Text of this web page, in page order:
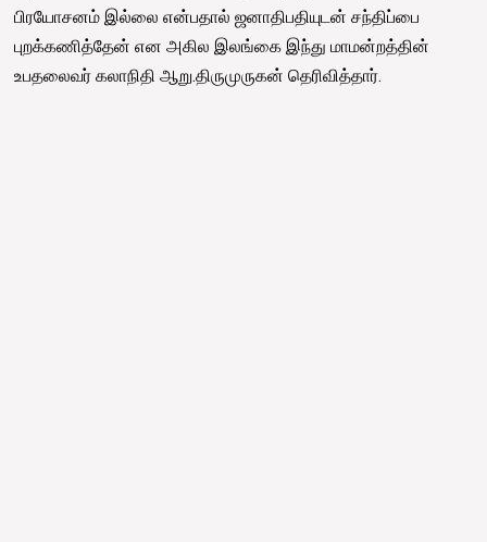
பிரயோசனம் இல்லை என்பதால் ஜனாதிபதியுடன் சந்திப்பை
புறக்கணித்தேன் என அகில இலங்கை இந்து மாமன்றத்தின்
உபதலைவர் கலாநிதி ஆறு.திருமுருகன் தெரிவித்தார்.